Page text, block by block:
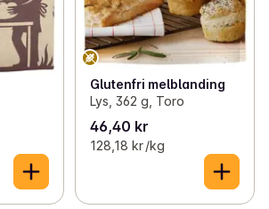
Glutenfri melblanding
Lys, 362 g, Toro
46,40 kr
128,18 kr /kg